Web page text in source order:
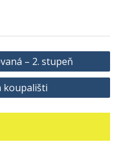
– 2. stupeň
koupališti